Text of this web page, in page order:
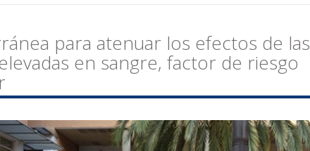
para atenuar los efectos de las
en sangre, factor de riesgo